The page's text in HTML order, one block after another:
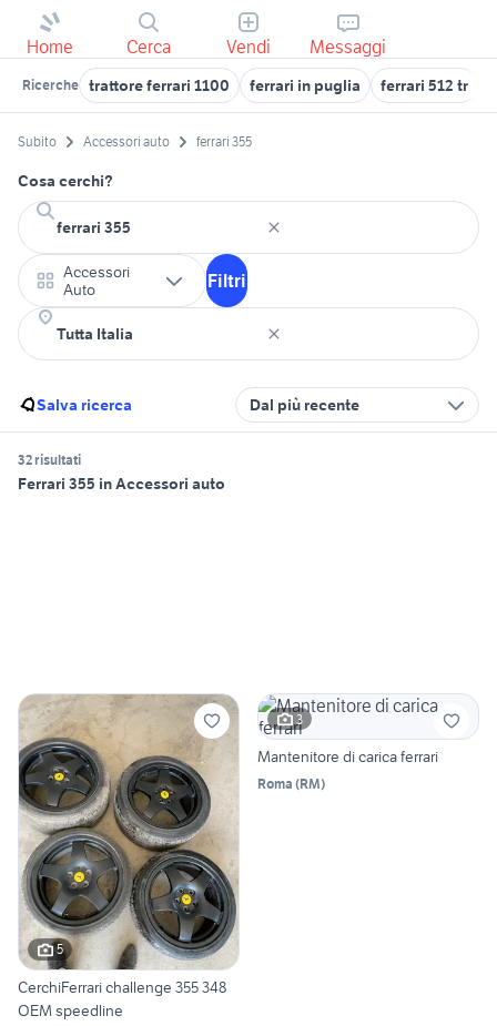
Home Cerca Vendi Messaggi
Ricerche trattore ferrari 1100 ferrari in puglia ferrari 512 tr
Subito Accessori auto ferrari 355
Cosa cerchi?
Accessori
Auto
Filtri
Salva ricerca Dal più recente
32 risultati
Ferrari 355 in Accessori auto
5
CerchiFerrari challenge 355 348
OEM speedline
3
Mantenitore di carica ferrari
Roma (RM)